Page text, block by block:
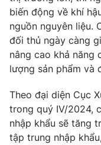
biến động về khí
nguồn nguyên liệu.
đối thủ ngày càng
nâng cao khả năng
lượng sản phẩm và
Theo đại diện Cục
trong quý IV/2024,
nhập khẩu sẽ tăng
tập trung nhập